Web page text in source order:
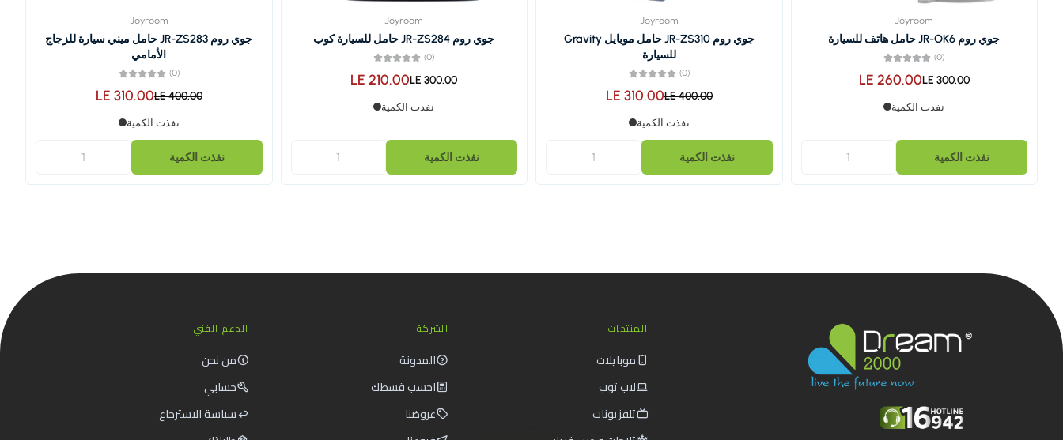
Joyroom
جوي روم JR-OK6 حامل هاتف للسيارة
(0)
LE 260.00LE 300.00
نفذت الكمية
نفذت الكمية
Joyroom
جوي روم JR-ZS310 حامل موبايل Gravity
للسيارة
(0)
LE 310.00LE 400.00
نفذت الكمية
نفذت الكمية
Joyroom
جوي روم JR-ZS284 حامل للسيارة كوب
(0)
LE 210.00LE 300.00
نفذت الكمية
نفذت الكمية
Joyroom
جوي روم JR-ZS283 حامل ميني سيارة للزجاج
الأمامي
(0)
LE 310.00LE 400.00
نفذت الكمية
نفذت الكمية
المنتجات
موبايلات
لاب توب
تلفزيونات
الشركة
المدونة
احسب قسطك
عروضنا
الدعم الفني
من نحن
حسابي
سياسة الاسترجاع